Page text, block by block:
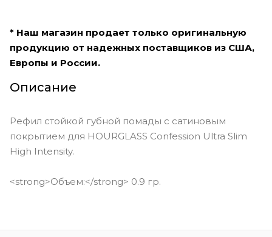
One Time Secretly
* Наш магазин продает только оригинальную
продукцию от надежных поставщиков из США,
Европы и России.
Описание
Рефил стойкой губной помады с сатиновым
покрытием для HOURGLASS Confession Ultra Slim
High Intensity.
<strong>Объем:</strong> 0.9 гр.